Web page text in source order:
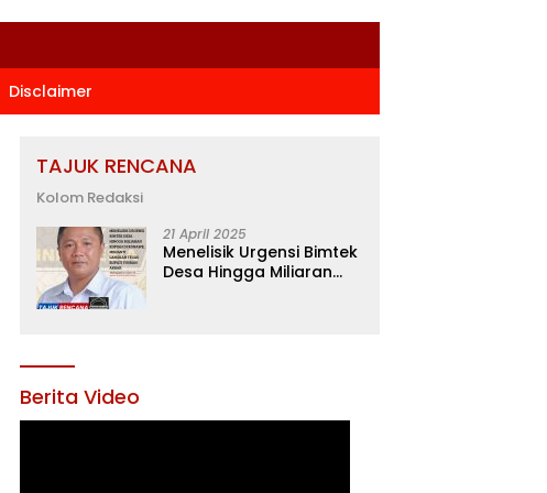
Disclaimer
TAJUK RENCANA
Kolom Redaksi
21 April 2025
Menelisik Urgensi Bimtek
Desa Hingga Miliaran
Berita Video